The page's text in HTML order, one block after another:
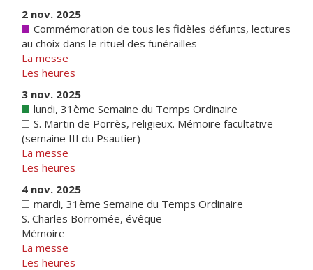
2 nov. 2025
Commémoration de tous les fidèles défunts, lectures
au choix dans le rituel des funérailles
La messe
Les heures
3 nov. 2025
lundi, 31ème Semaine du Temps Ordinaire
S. Martin de Porrès, religieux. Mémoire facultative
(semaine III du Psautier)
La messe
Les heures
4 nov. 2025
mardi, 31ème Semaine du Temps Ordinaire
S. Charles Borromée, évêque
Mémoire
La messe
Les heures